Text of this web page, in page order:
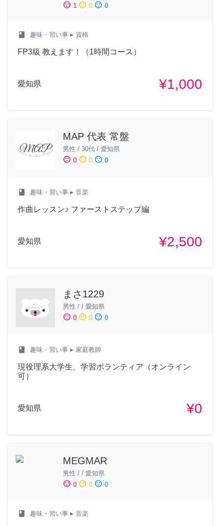
sentiment_satisfied 1 sentiment_neutral 0 sentiment_dissatisfied 0
class 趣味・習い事 ▸ 資格
FP3級 教えます！（1時間コース）
愛知県 ¥1,000
MAP 代表 常盤
男性 / 30代 / 愛知県
sentiment_satisfied 0 sentiment_neutral 0 sentiment_dissatisfied 0
class 趣味・習い事 ▸ 音楽
作曲レッスン♪ ファーストステップ編
愛知県 ¥2,500
まさ1229
男性 / / 愛知県
sentiment_satisfied 0 sentiment_neutral 0 sentiment_dissatisfied 0
class 趣味・習い事 ▸ 家庭教師
現役理系大学生、学習ボランティア（オンライン
可）
愛知県 ¥0
MEGMAR
男性 / / 愛知県
sentiment_satisfied 0 sentiment_neutral 0 sentiment_dissatisfied 0
class 趣味・習い事 ▸ 音楽